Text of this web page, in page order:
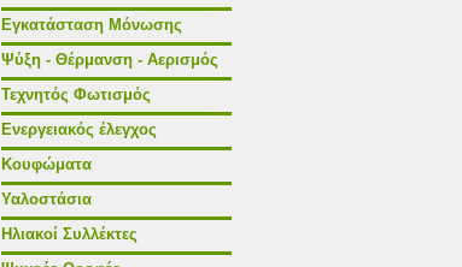
Εγκατάσταση Μόνωσης
Ψύξη - Θέρμανση - Αερισμός
Τεχνητός Φωτισμός
Ενεργειακός έλεγχος
Κουφώματα
Υαλοστάσια
Ηλιακοί Συλλέκτες